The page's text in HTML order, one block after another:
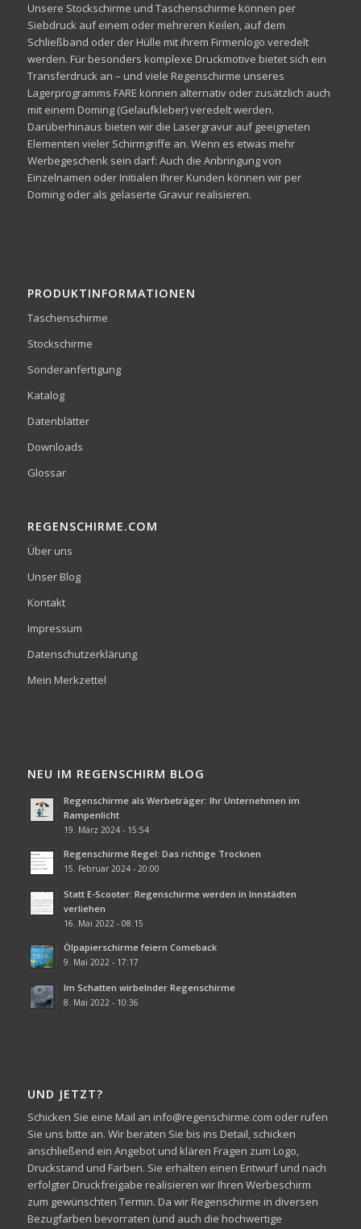
Unsere Stockschirme und Taschenschirme können per
Siebdruck auf einem oder mehreren Keilen, auf dem
Schließband oder der Hülle mit ihrem Firmenlogo veredelt
werden. Für besonders komplexe Druckmotive bietet sich ein
Transferdruck an – und viele Regenschirme unseres
Lagerprogramms FARE können alternativ oder zusätzlich auch
mit einem Doming (Gelaufkleber) veredelt werden.
Darüberhinaus bieten wir die Lasergravur auf geeigneten
Elementen vieler Schirmgriffe an. Wenn es etwas mehr
Werbegeschenk sein darf: Auch die Anbringung von
Einzelnamen oder Initialen Ihrer Kunden können wir per
Doming oder als gelaserte Gravur realisieren.
PRODUKTINFORMATIONEN
Taschenschirme
Stockschirme
Sonderanfertigung
Katalog
Datenblätter
Downloads
Glossar
REGENSCHIRME.COM
Über uns
Unser Blog
Kontakt
Impressum
Datenschutzerklärung
Mein Merkzettel
NEU IM REGENSCHIRM BLOG
Regenschirme als Werbeträger: Ihr Unternehmen im
Rampenlicht
19. März 2024 - 15:54
Regenschirme Regel: Das richtige Trocknen
15. Februar 2024 - 20:00
Statt E-Scooter: Regenschirme werden in Innstädten
verliehen
16. Mai 2022 - 08:15
Ölpapierschirme feiern Comeback
9. Mai 2022 - 17:17
Im Schatten wirbelnder Regenschirme
8. Mai 2022 - 10:36
UND JETZT?
Schicken Sie eine Mail an info@regenschirme.com oder rufen
Sie uns bitte an. Wir beraten Sie bis ins Detail, schicken
anschließend ein Angebot und klären Fragen zum Logo,
Druckstand und Farben. Sie erhalten einen Entwurf und nach
erfolgter Druckfreigabe realisieren wir Ihren Werbeschirm
zum gewünschten Termin. Da wir Regenschirme in diversen
Bezugfarben bevorraten (und auch die hochwertige